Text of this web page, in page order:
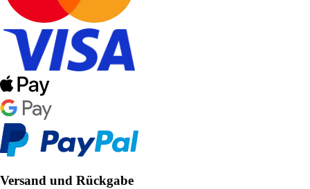
Versand und Rückgabe